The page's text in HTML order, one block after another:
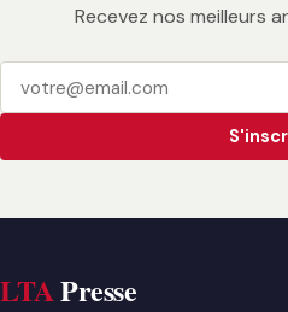
Recevez nos meilleurs
LTAPresse